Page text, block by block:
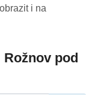
i na
pod